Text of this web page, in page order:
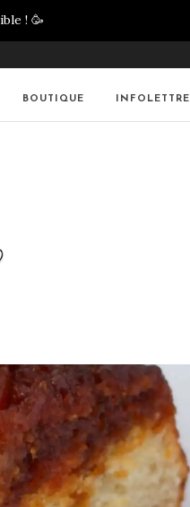
! 🥳
BOUTIQUE INFOLETTRE